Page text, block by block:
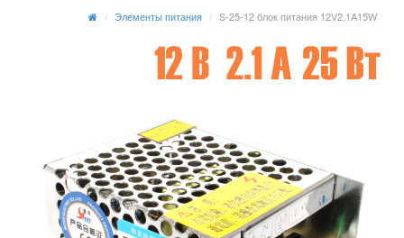
Элементы питания S-25-12 блок питания 12V2.1A15W